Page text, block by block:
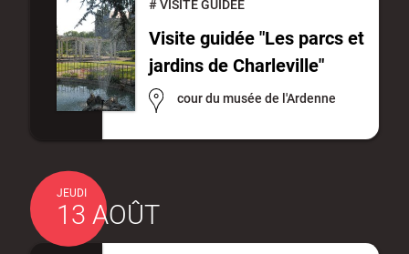
#VISITE GUIDÉE
Visite guidée "Les parcs et
jardins de Charleville"
cour du musée de l'Ardenne
JEUDI
13 AOÛT